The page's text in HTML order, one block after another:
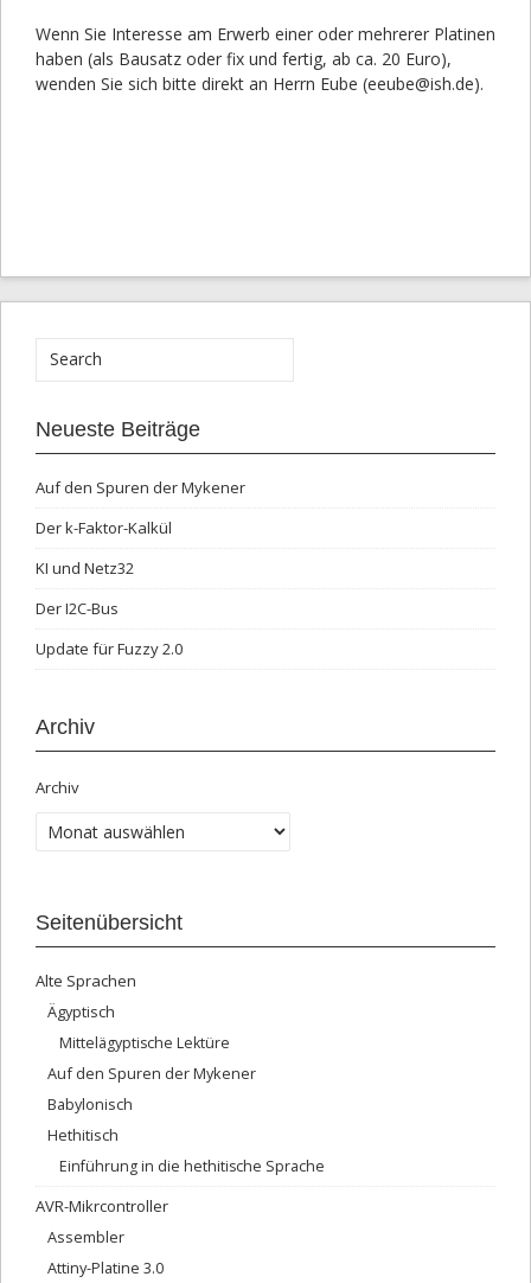
Wenn Sie Interesse am Erwerb einer oder mehrerer Platinen
haben (als Bausatz oder fix und fertig, ab ca. 20 Euro),
wenden Sie sich bitte direkt an Herrn Eube (eeube@ish.de).
Neueste Beiträge
Auf den Spuren der Mykener
Der k-Faktor-Kalkül
KI und Netz32
Der I2C-Bus
Update für Fuzzy 2.0
Archiv
Archiv
Seitenübersicht
Alte Sprachen
Ägyptisch
Mittelägyptische Lektüre
Auf den Spuren der Mykener
Babylonisch
Hethitisch
Einführung in die hethitische Sprache
AVR-Mikrcontroller
Assembler
Attiny-Platine 3.0